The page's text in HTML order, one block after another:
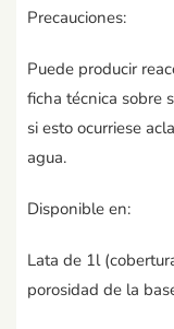
Precauciones:
Puede producir
ficha técnica sobre
si esto ocurriese
agua.
Disponible en:
Lata de 1l
porosidad de la